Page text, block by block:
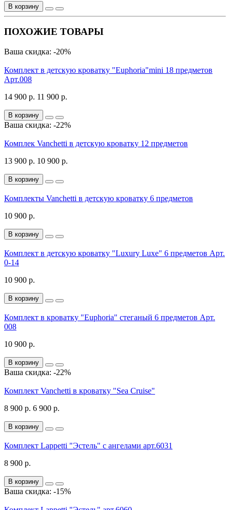
В корзину
ПОХОЖИЕ ТОВАРЫ
Ваша скидка: -20%
Комплект в детскую кроватку "Euphoria"mini 18 предметов
Арт.008
14 900 р. 11 900 р.
В корзину
Ваша скидка: -22%
Комплек Vanchetti в детскую кроватку 12 предметов
13 900 р. 10 900 р.
В корзину
Комплекты Vanchetti в детскую кроватку 6 предметов
10 900 р.
В корзину
Комплект в детскую кроватку "Luxury Luxe" 6 предметов Арт.
0-14
10 900 р.
В корзину
Комплект в кроватку "Euphoria" стеганый 6 предметов Арт.
008
10 900 р.
В корзину
Ваша скидка: -22%
Комплект Vanchetti в кроватку "Sea Cruise"
8 900 р. 6 900 р.
В корзину
Комплект Lappetti "Эстель" с ангелами арт.6031
8 900 р.
В корзину
Ваша скидка: -15%